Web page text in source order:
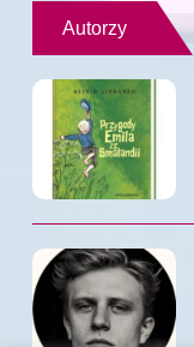
Autorzy